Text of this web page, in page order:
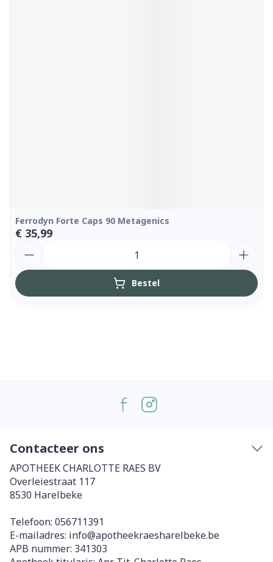
Ferrodyn Forte Caps 90 Metagenics
€ 35,99
Bestel
Contacteer ons
APOTHEEK CHARLOTTE RAES BV
Overleiestraat 117
8530 Harelbeke
Telefoon: 056711391
E-mailadres: info@apotheekraesharelbeke.be
APB nummer: 341303